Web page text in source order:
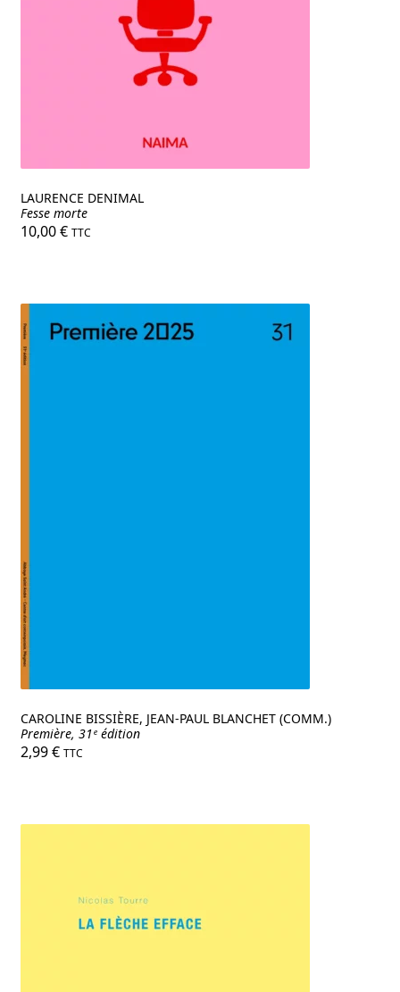
LAURENCE DENIMAL
Fesse morte
10,00€ TTC
CAROLINE BISSIÈRE, JEAN-PAUL BLANCHET (COMM.)
Première, 31ᵉ édition
2,99€ TTC